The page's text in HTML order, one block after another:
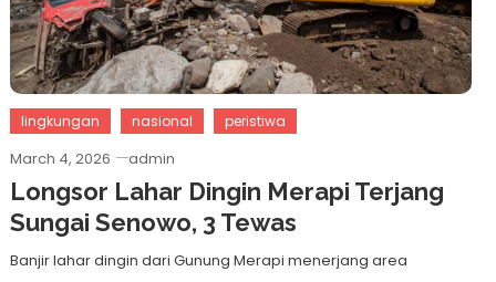
lingkungan nasional peristiwa
March 4, 2026 admin
Longsor Lahar Dingin Merapi Terjang
Sungai Senowo, 3 Tewas
Banjir lahar dingin dari Gunung Merapi menerjang area